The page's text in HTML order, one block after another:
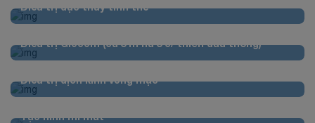
Điều trị đục thủy tinh thể
Điều trị Glôcôm (cườm nước/ thiên đầu thống)
Điều trị dịch kính võng mạc
Tạo hình mí mắt